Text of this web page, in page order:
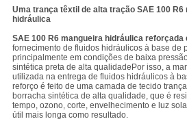
Uma trança têxtil de alta tração SAE 100
hidráulica
SAE 100 R6 mangueira hidráulica reforçada
fornecimento de fluidos hidráulicos à base de
principalmente em condições de baixa
sintética preta de alta qualidadePor isso, a
utilizada na entrega de fluidos hidráulicos à
reforço é feito de uma camada de tecido
borracha sintética de alta qualidade, que é
tempo, ozono, corte, envelhecimento e luz
útil mais longa como resultado.